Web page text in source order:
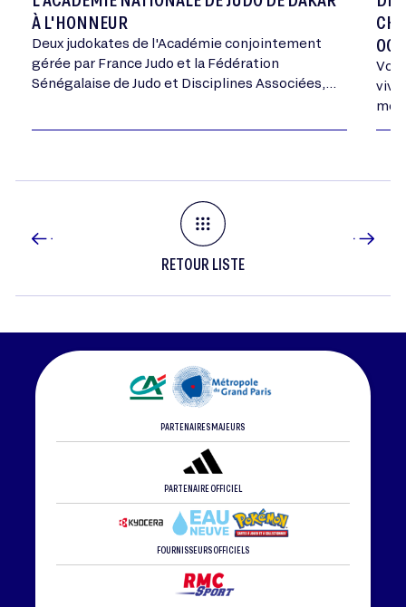
À L'HONNEUR
Deux judokates de l'Académie conjointement
gérée par France Judo et la Fédération
Sénégalaise de Judo et Disciplines Associées,
RETOUR LISTE
PARTENAIRES MAJEURS
PARTENAIRE OFFICIEL
FOURNISSEURS OFFICIELS